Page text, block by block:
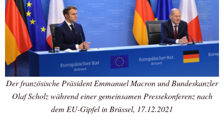
Der französische Präsident Emmanuel Macron und Bundeskanzler
Olaf Scholz während einer gemeinsamen Pressekonferenz nach
dem EU-Gipfel in Brüssel, 17.12.2021